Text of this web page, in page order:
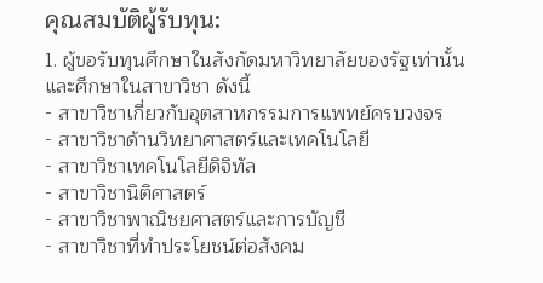
คุณสมบัติผู้รับทุน:
ผู้ขอรับทุนศึกษาในสังกัดมหาวิทยาลัยของรัฐเท่านั้น
และศึกษาในสาขาวิชา ดังนี้
- สาขาวิชาเกี่ยวกับอุตสาหกรรมการแพทย์ครบวงจร
- สาขาวิชาด้านวิทยาศาสตร์และเทคโนโลยี
- สาขาวิชาเทคโนโลยีดิจิทัล
- สาขาวิชานิติศาสตร์
- สาขาวิชาพาณิชยศาสตร์และการบัญชี
- สาขาวิชาที่ทำประโยชน์ต่อสังคม